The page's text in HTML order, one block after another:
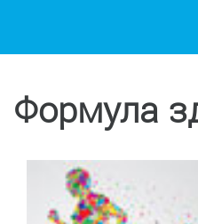
Формула